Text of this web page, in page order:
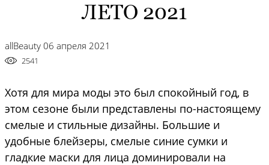
ЛЕТО 2021
allBeauty 06 апреля 2021
2541
Хотя для мира моды это был спокойный год, в
этом сезоне были представлены по-настоящему
смелые и стильные дизайны. Большие и
удобные блейзеры, смелые синие сумки и
гладкие маски для лица доминировали на